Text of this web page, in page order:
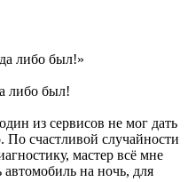
либо был!»
либо был!
из сервисов не мог дать
По счастливой случайности
мастер всё мне
автомобиль на ночь, для